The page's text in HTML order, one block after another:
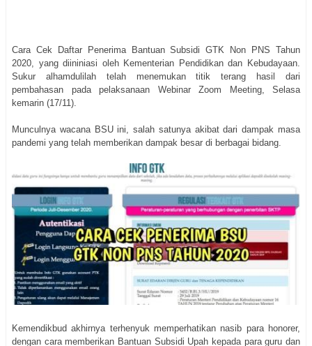
Cara Cek Daftar Penerima Bantuan Subsidi GTK Non PNS Tahun
2020, yang diininiasi oleh Kementerian Pendidikan dan Kebudayaan.
Sukur alhamdulilah telah menemukan titik terang hasil dari
pembahasan pada pelaksanaan Webinar Zoom Meeting, Selasa
kemarin (17/11).
Munculnya wacana BSU ini, salah satunya akibat dari dampak masa
pandemi yang telah memberikan dampak besar di berbagai bidang.
Kemendikbud akhirnya terhenyuk memperhatikan nasib para honorer,
dengan cara memberikan Bantuan Subsidi Upah kepada para guru dan